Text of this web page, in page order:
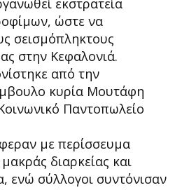
εκστρατεία
ώστε να
σεισμόπληκτους
στην Κεφαλονιά.
από την
κυρία Μουτάφη
Παντοπωλείο
με περίσσευμα
διαρκείας και
ενώ σύλλογοι συντόνισαν